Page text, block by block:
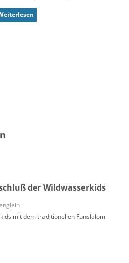
der Wildwasserkids
mit dem traditionellen Funslalom